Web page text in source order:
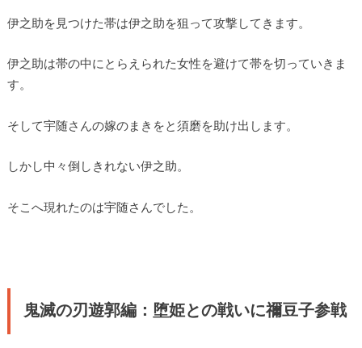
伊之助を見つけた帯は伊之助を狙って攻撃してきます。
伊之助は帯の中にとらえられた女性を避けて帯を切っていきま
す。
そして宇随さんの嫁のまきをと須磨を助け出します。
しかし中々倒しきれない伊之助。
そこへ現れたのは宇随さんでした。
鬼滅の刃遊郭編：堕姫との戦いに禰豆子参戦